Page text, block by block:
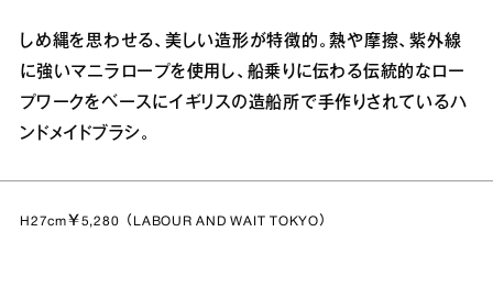
しめ縄を思わせる、美しい造形が特徴的。熱や摩擦、紫外線
に強いマニラロープを使用し、船乗りに伝わる伝統的なロー
プワークをベースにイギリスの造船所で手作りされているハ
ンドメイドブラシ。
H27cm￥5,280（LABOUR AND WAIT TOKYO）